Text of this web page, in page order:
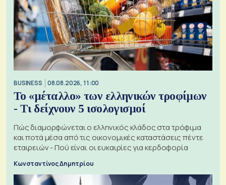
BUSINESS 08.08.2026, 11:00
Το «μέταλλο» των ελληνικών τροφίμων
- Τι δείχνουν 5 ισολογισμοί
Πώς διαμορφώνεται ο ελληνικός κλάδος στα τρόφιμα
και ποτά μέσα από τις οικονομικές καταστάσεις πέντε
εταιρειών - Πού είναι οι ευκαιρίες για κερδοφορία
Κωνσταντίνος Δημητρίου